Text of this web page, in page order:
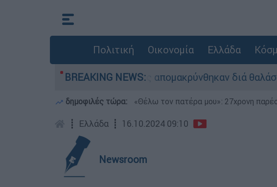
Πολιτική Οικονομία Ελλάδα
BREAKING NEWS:
- 254 πολίτες απομακρύνθηκαν διά θαλάσσης
δημοφιλές τώρα: «Θέλω τον πατέρα μου»: 27χρονη
┋ Ελλάδα ┋ 16.10.2024 09:10
Newsroom